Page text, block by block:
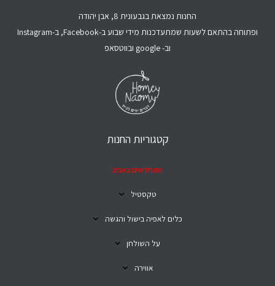
החנות נמצאת בגבעונית 8, אבן יהודה
ופתוחה בהתאם לשעות שמתעדכנות מידי שבוע ב-Facebook, ב-Instagram
וב- google ובווטסאפ
קטגוריות החנות
מתחדשים באביב
טקסטיל
כלים לאפיה בישול והגשה
על השולחן
אווירה